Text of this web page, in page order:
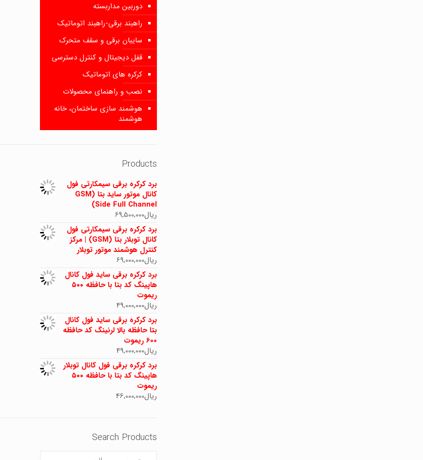
دوربین مداربسته
راهبند برقی-راهبند اتوماتیک
سایبان برقی و سقف متحرک
قفل دیجیتال و کنترل دسترسی
کرکره های اتوماتیک
نصب و راهنمای محصولات
هوشمند سازی ساختمان، خانه
هوشمند
Products
برد کرکره برقی سیمکارتی فول
کانال موتور ساید بتا (GSM
Side Full Channel)
ریال69,500,000
برد کرکره برقی سیمکارتی فول
کانال توبلار بتا (GSM) | مرکز
کنترل هوشمند موتور توبلار
ریال69,000,000
برد کرکره برقی ساید فول کانال
هاپینگ کد بتا با حافظه ۵۰۰
ریموت
ریال49,000,000
برد کرکره برقی ساید فول کانال
بتا حافظه بالا لرنینگ کد حافظه
600 ریموت
ریال49,000,000
برد کرکره برقی فول کانال توبلار
هاپینگ کد بتا با حافظه ۵۰۰
ریموت
ریال46,000,000
Search Products